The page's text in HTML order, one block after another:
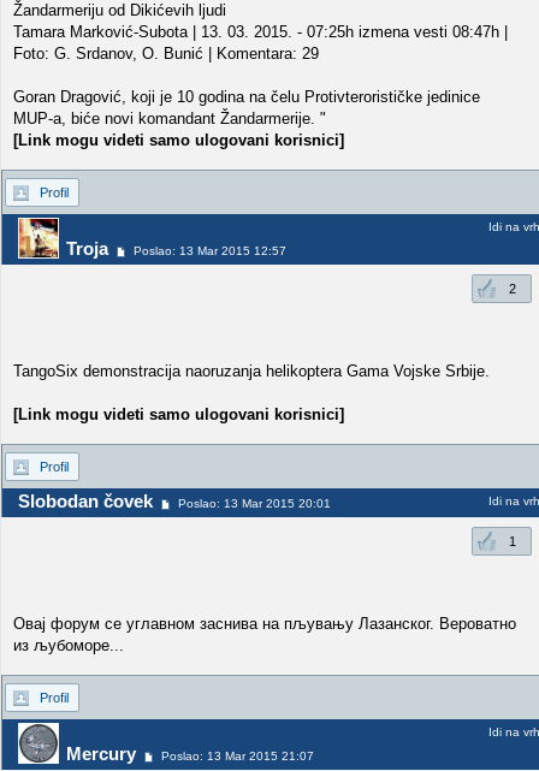
Žandarmeriju od Dikićevih ljudi
Tamara Marković-Subota | 13. 03. 2015. - 07:25h izmena vesti 08:47h |
Foto: G. Srdanov, O. Bunić | Komentara: 29
Goran Dragović, koji je 10 godina na čelu Protivterorističke jedinice
MUP-a, biće novi komandant Žandarmerije. "
[Link mogu videti samo ulogovani korisnici]
Profil
Troja Poslao: 13 Mar 2015 12:57
Idi na vrh
2
TangoSix demonstracija naoruzanja helikoptera Gama Vojske Srbije.
[Link mogu videti samo ulogovani korisnici]
Profil
Slobodan čovek Poslao: 13 Mar 2015 20:01 Idi na vrh
1
Овај форум се углавном заснива на пљувању Лазанског. Вероватно
из љубоморе...
Profil
Mercury Poslao: 13 Mar 2015 21:07
Idi na vrh